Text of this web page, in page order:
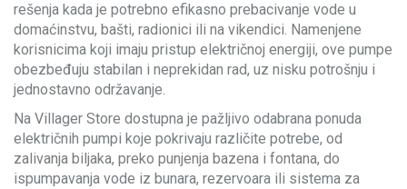
rešenja kada je potrebno efikasno prebacivanje vode u
domaćinstvu, bašti, radionici ili na vikendici. Namenjene
korisnicima koji imaju pristup električnoj energiji, ove pumpe
obezbeđuju stabilan i neprekidan rad, uz nisku potrošnju i
jednostavno održavanje.
Na Villager Store dostupna je pažljivo odabrana ponuda
električnih pumpi koje pokrivaju različite potrebe, od
zalivanja biljaka, preko punjenja bazena i fontana, do
ispumpavanja vode iz bunara, rezervoara ili sistema za